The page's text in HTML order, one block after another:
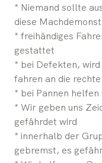
* Niemand sollte
diese
* freihändiges
gestattet
* bei Defekten,
fahren an die
* bei Pannen
* Wir geben uns
gefährdet wird
* innerhalb der
gebremst, es